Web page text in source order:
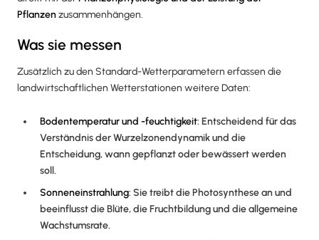
Pflanzenzusammenhängen.
Was sie messen
Zusätzlich zu den Standard-Wetterparametern erfassen die
landwirtschaftlichen Wetterstationen weitere Daten:
Bodentemperatur und -feuchtigkeit: Entscheidend für das
Verständnis der Wurzelzonendynamik und die
Entscheidung, wann gepflanzt oder bewässert werden
soll.
Sonneneinstrahlung: Sie treibt die Photosynthese an und
beeinflusst die Blüte, die Fruchtbildung und die allgemeine
Wachstumsrate.